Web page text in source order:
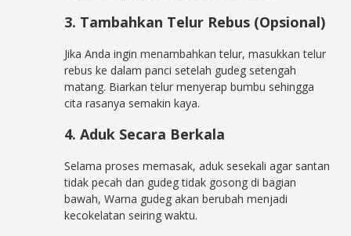
3. Tambahkan Telur Rebus (Opsional)
Jika Anda ingin menambahkan telur, masukkan telur
rebus ke dalam panci setelah gudeg setengah
matang. Biarkan telur menyerap bumbu sehingga
cita rasanya semakin kaya.
4. Aduk Secara Berkala
Selama proses memasak, aduk sesekali agar santan
tidak pecah dan gudeg tidak gosong di bagian
bawah, Warna gudeg akan berubah menjadi
kecokelatan seiring waktu.